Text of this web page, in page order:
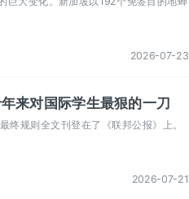
2026-07-23
来对国际学生最狠的一刀
终规则全文刊登在了《联邦公报》上。
2026-07-21